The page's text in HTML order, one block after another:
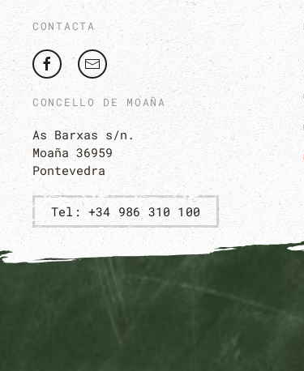
CONTACTA
CONCELLO DE MOAÑA
As Barxas s/n.
Moaña 36959
Pontevedra
Tel: +34 986 310 100